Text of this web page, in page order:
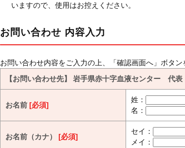
いますので、使用はお控えください。
お問い合わせ 内容入力
お問い合わせ内容をご入力の上、「確認画面へ」ボタン
【お問い合わせ先】 岩手県赤十字血液センター 代表
お名前 [必須]
姓：
名：
お名前（カナ） [必須]
セイ：
メイ：